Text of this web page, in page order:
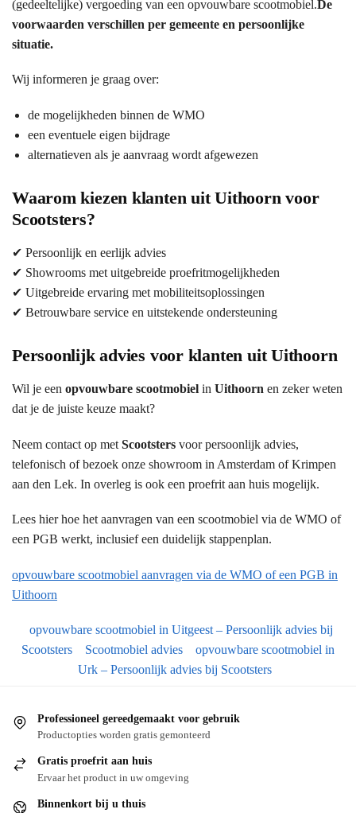
(gedeeltelijke) vergoeding van een opvouwbare scootmobiel.De
voorwaarden verschillen per gemeente en persoonlijke
situatie.
Wij informeren je graag over:
de mogelijkheden binnen de WMO
een eventuele eigen bijdrage
alternatieven als je aanvraag wordt afgewezen
Waarom kiezen klanten uit Uithoorn voor
Scootsters?
✔ Persoonlijk en eerlijk advies
✔ Showrooms met uitgebreide proefritmogelijkheden
✔ Uitgebreide ervaring met mobiliteitsoplossingen
✔ Betrouwbare service en uitstekende ondersteuning
Persoonlijk advies voor klanten uit Uithoorn
Wil je een opvouwbare scootmobiel in Uithoorn en zeker weten
dat je de juiste keuze maakt?
Neem contact op met Scootsters voor persoonlijk advies,
telefonisch of bezoek onze showroom in Amsterdam of Krimpen
aan den Lek. In overleg is ook een proefrit aan huis mogelijk.
Lees hier hoe het aanvragen van een scootmobiel via de WMO of
een PGB werkt, inclusief een duidelijk stappenplan.
opvouwbare scootmobiel aanvragen via de WMO of een PGB in
Uithoorn
opvouwbare scootmobiel in Uitgeest – Persoonlijk advies bij
Scootsters
Scootmobiel advies
opvouwbare scootmobiel in
Urk – Persoonlijk advies bij Scootsters
Professioneel gereedgemaakt voor gebruik
Productopties worden gratis gemonteerd
Gratis proefrit aan huis
Ervaar het product in uw omgeving
Binnenkort bij u thuis